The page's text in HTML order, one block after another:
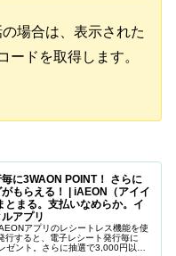
場合は、表示された
ードを取得します。
に3WAON POINT！ さらに
もらえる！ | iAEON（アイイ
とまる。支払いなめらか。イ
アプリ
アプリのレシートレス機能を使
行すると、電子レシート発行毎に
ゼント。さらに抽選で3,000円以上